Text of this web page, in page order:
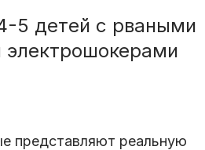
5 детей с рваными
представляют реальную